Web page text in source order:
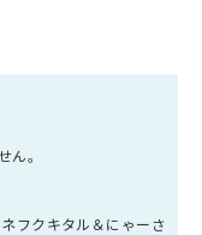
。
フクキタル＆にゃーさ